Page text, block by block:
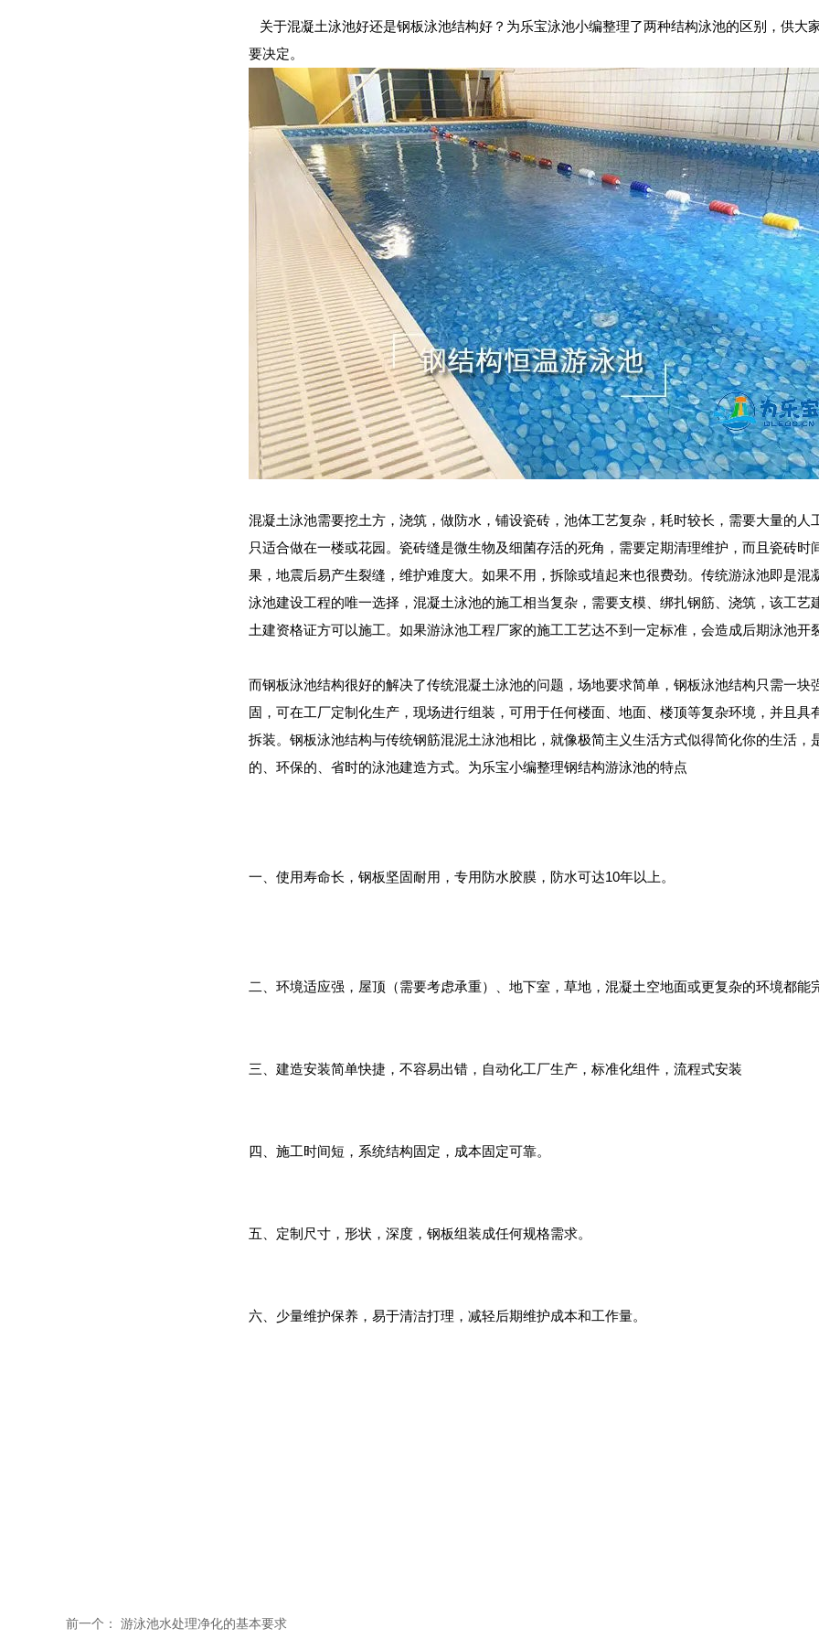
关于混凝土泳池好还是钢板泳池结构好？为乐宝泳池小编整理了两种结构泳池的区别，供大
要决定。
混凝土泳池需要挖土方，浇筑，做防水，铺设瓷砖，池体工艺复杂，耗时较长，需要大量的人
只适合做在一楼或花园。瓷砖缝是微生物及细菌存活的死角，需要定期清理维护，而且瓷砖时
果，地震后易产生裂缝，维护难度大。如果不用，拆除或埴起来也很费劲。传统游泳池即是混
泳池建设工程的唯一选择，混凝土泳池的施工相当复杂，需要支模、绑扎钢筋、浇筑，该工艺
土建资格证方可以施工。如果游泳池工程厂家的施工工艺达不到一定标准，会造成后期泳池开
而钢板泳池结构很好的解决了传统混凝土泳池的问题，场地要求简单，钢板泳池结构只需一块
固，可在工厂定制化生产，现场进行组装，可用于任何楼面、地面、楼顶等复杂环境，并且具
拆装。钢板泳池结构与传统钢筋混泥土泳池相比，就像极简主义生活方式似得简化你的生活，
的、环保的、省时的泳池建造方式。为乐宝小编整理钢结构游泳池的特点
一、使用寿命长，钢板坚固耐用，专用防水胶膜，防水可达10年以上。
二、环境适应强，屋顶（需要考虑承重）、地下室，草地，混凝土空地面或更复杂的环境都能
三、建造安装简单快捷，不容易出错，自动化工厂生产，标准化组件，流程式安装
四、施工时间短，系统结构固定，成本固定可靠。
五、定制尺寸，形状，深度，钢板组装成任何规格需求。
六、少量维护保养，易于清洁打理，减轻后期维护成本和工作量。
前一个： 游泳池水处理净化的基本要求